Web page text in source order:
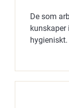
De som
kunskaper
hygieniskt.